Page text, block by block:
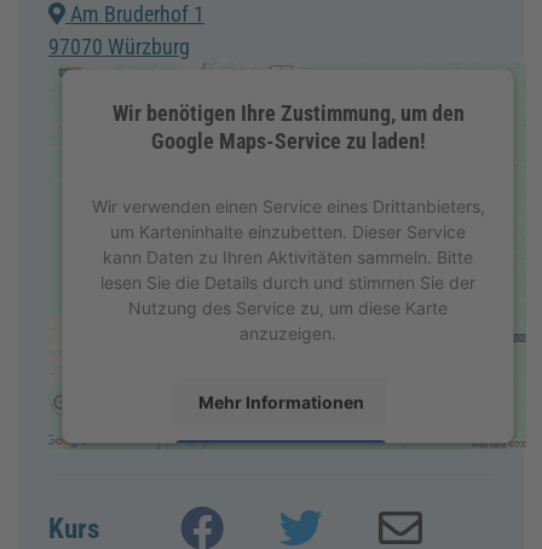
Am Bruderhof 1
97070 Würzburg
Wir benötigen Ihre Zustimmung, um den
Google Maps-Service zu laden!
Wir verwenden einen Service eines Drittanbieters,
um Karteninhalte einzubetten. Dieser Service
kann Daten zu Ihren Aktivitäten sammeln. Bitte
lesen Sie die Details durch und stimmen Sie der
Nutzung des Service zu, um diese Karte
anzuzeigen.
Mehr Informationen
powered byUsercentrics Consent Management
Platform
& eRecht24
Kurs